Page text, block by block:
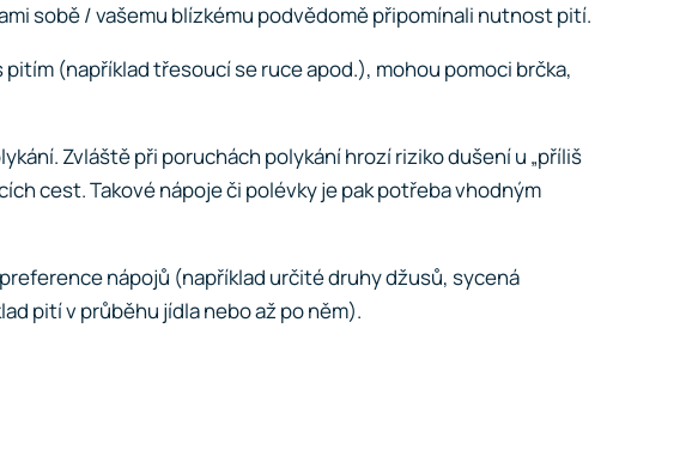
sobě / vašemu blízkému podvědomě připomínali nutnost pití.
(například třesoucí se ruce apod.), mohou pomoci brčka,
Zvláště při poruchách polykání hrozí riziko dušení u „příliš
cest. Takové nápoje či polévky je pak potřeba vhodným
nápojů (například určité druhy džusů, sycená
pití v průběhu jídla nebo až po něm).